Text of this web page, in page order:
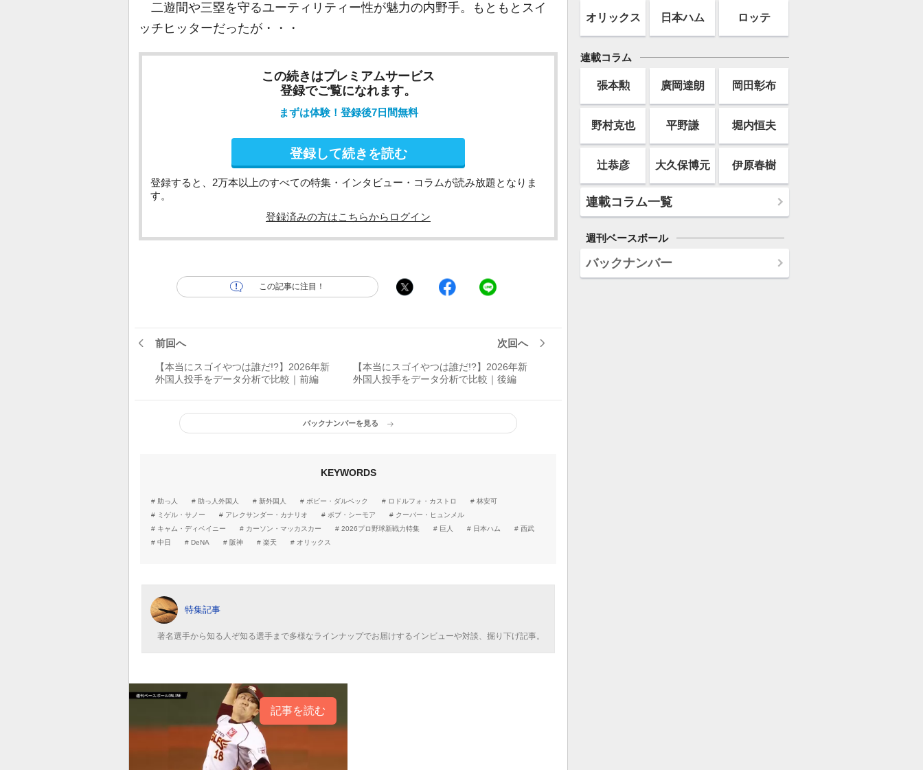
二遊間や三塁を守るユーティリティー性が魅力の内野手。もともとスイ
ッチヒッターだったが・・・
この続きはプレミアムサービス
登録でご覧になれます。
まずは体験！登録後7日間無料
登録して続きを読む
登録すると、2万本以上のすべての特集・インタビュー・コラムが読み放題となりま
す。
登録済みの方はこちらからログイン
この記事に注目！
前回へ
【本当にスゴイやつは誰だ!?】2026年新
外国人投手をデータ分析で比較｜前編
次回へ
【本当にスゴイやつは誰だ!?】2026年新
外国人投手をデータ分析で比較｜後編
バックナンバーを見る
KEYWORDS
助っ人 助っ人外国人 新外国人 ボビー・ダルベック ロドルフォ・カストロ
林安可
ミゲル・サノー
アレクサンダー・カナリオ ボブ・シーモア
クーパー・ヒュンメル
キャム・ディベイニー
カーソン・マッカスカー 2026プロ野球新戦力特集 巨人 日本ハム
西武
中日
DeNA 阪神 楽天 オリックス
特集記事
著名選手から知る人ぞ知る選手まで多様なラインナップでお届けするインビューや対談、掘り下げ記事。
記事を読む
オリックス 日本ハム ロッテ
連載コラム
張本勲 廣岡達朗 岡田彰布
野村克也 平野謙 堀内恒夫
辻恭彦 大久保博元 伊原春樹
連載コラム一覧
週刊ベースボール
バックナンバー